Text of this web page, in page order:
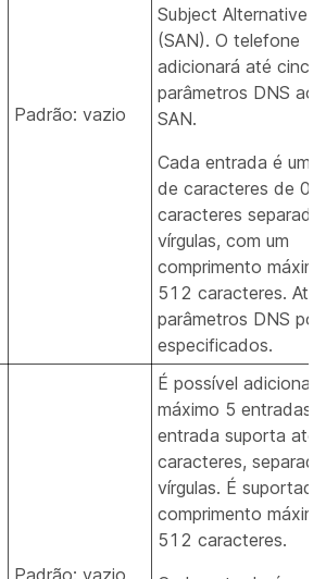
Padrão: vazio
Subject Alternative
(SAN). O telefone
adicionará até cinco
parâmetros DNS ao
SAN.
Cada entrada é uma
de caracteres de 0
caracteres
vírgulas, com um
comprimento
512 caracteres. Até
parâmetros DNS
especificados.
Padrão: vazio
É possível adicionar
máximo 5 entradas.
entrada suporta até
caracteres,
vírgulas. É
comprimento
512 caracteres.